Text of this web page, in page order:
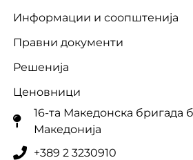
Информации и соопштенија
Правни документи
Решенија
Ценовници
16-та Македонска бригада
Македонија
+389 2 3230910